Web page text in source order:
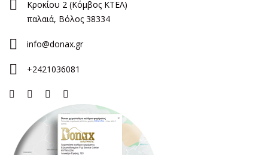
Κροκίου 2 (Κόμβος ΚΤΕΛ)
παλαιά, Βόλος 38334
info@donax.gr
+2421036081